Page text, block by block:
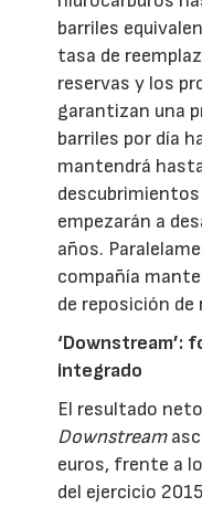
barriles
tasa de
reservas y los
garantizan una
barriles por día
mantendrá
empezarán a
años.
compañía
de reposición de
‘Downstream’:
integrado
El resultado
Downstream
euros, frente a
del ejercicio